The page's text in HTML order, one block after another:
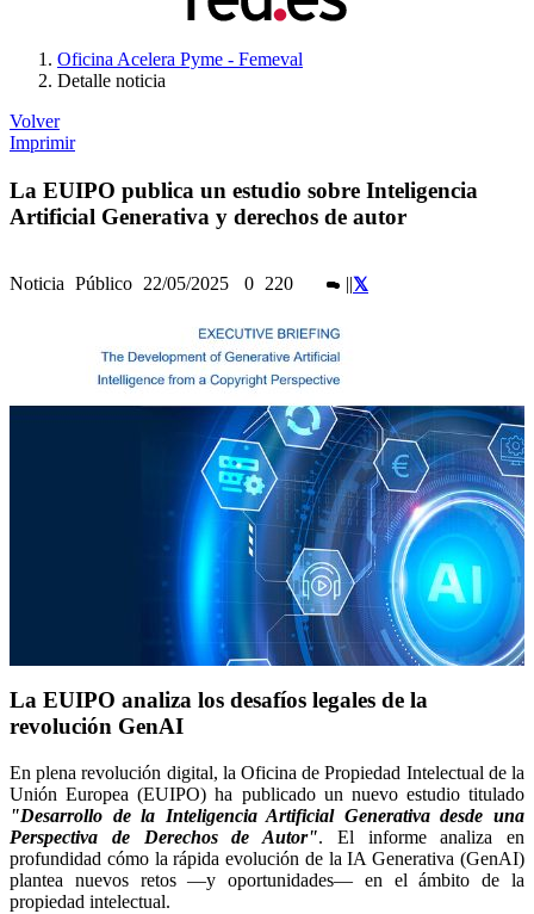
Oficina Acelera Pyme - Femeval
Detalle noticia
Volver
Imprimir
La EUIPO publica un estudio sobre Inteligencia
Artificial Generativa y derechos de autor
Noticia Público 22/05/2025 0 220 ||
La EUIPO analiza los desafíos legales de la
revolución GenAI
En plena revolución digital, la Oficina de Propiedad Intelectual de la
Unión Europea (EUIPO) ha publicado un nuevo estudio titulado
"Desarrollo de la Inteligencia Artificial Generativa desde una
Perspectiva de Derechos de Autor". El informe analiza en
profundidad cómo la rápida evolución de la IA Generativa (GenAI)
plantea nuevos retos —y oportunidades— en el ámbito de la
propiedad intelectual.